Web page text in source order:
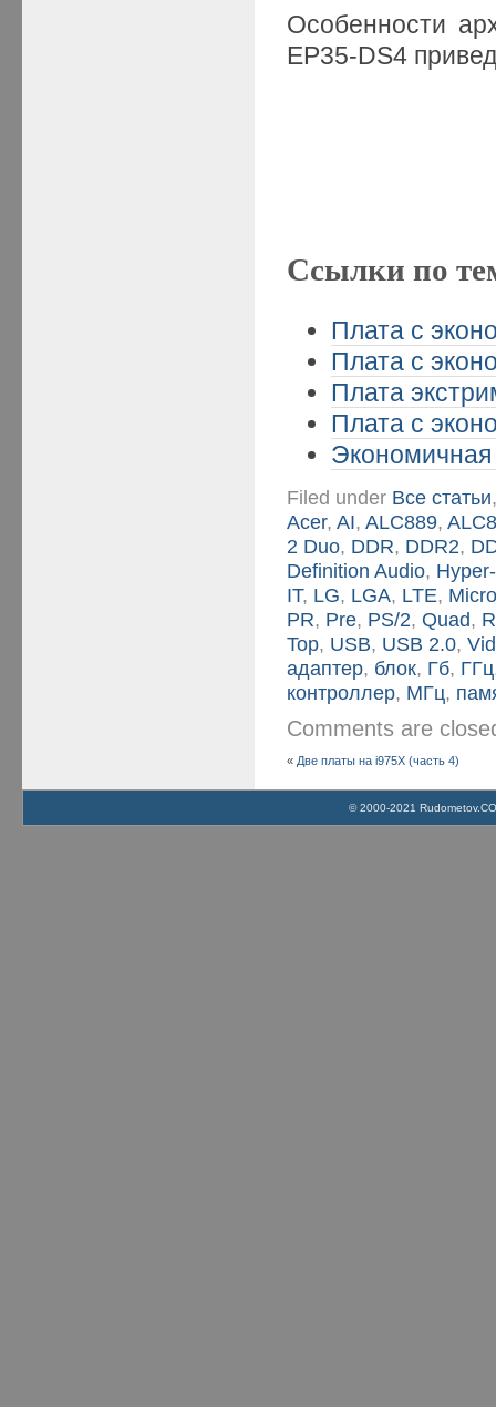
Особенности
EP35-DS4
Ссылки по
Плата с
Плата с
Плата
Плата с
Экономичная
Filed under Все статьи
Acer,AI,ALC889,
2 Duo, DDR, DDR2,
Definition Audio,
IT, LG, LGA, LTE,
PR, Pre, PS/2,Quad,
Top, USB, USB 2.0,
адаптер, блок, Гб, ГГц
контроллер, МГц,
Comments are
« Две платы на i975X (часть 4)
© 2000-2021